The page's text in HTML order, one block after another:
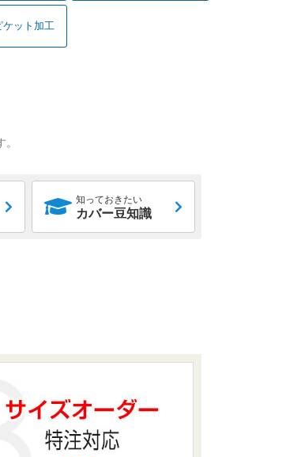
ケット加工
知っておきたい
カバー豆知識